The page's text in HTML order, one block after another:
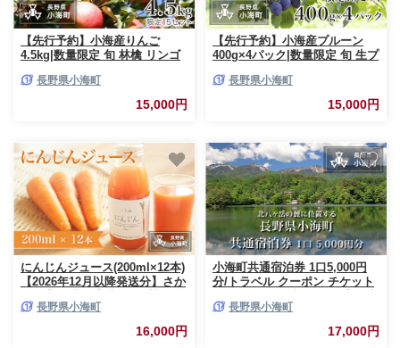
【先行予約】小海産りんご
4.5kg|数量限定 旬 林檎 リンゴ
んご農園直送 長野県小海町
長野県小海町
15,000円
【先行予約】小海産プルーン
400g×4パック|数量限定 旬 生プ
ーツ プルーン農園直送 長野県
長野県小海町
15,000円
にんじんジュース(200ml×12本)
【2026年12月以降発送分】さか
にんじん 贈り物 ギフト 農園直
長野県小海町
16,000円
小海町共通宿泊券 1口5,000円
分/トラベル クーポン チケット
長野県小海町
長野県小海町
17,000円